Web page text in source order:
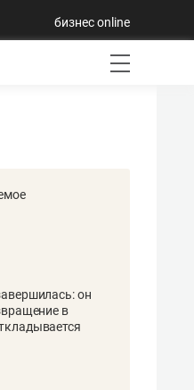
бизнес online
он
в